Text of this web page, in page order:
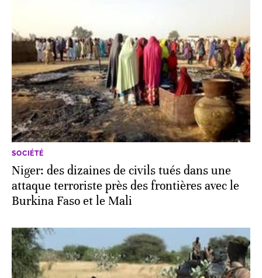
SOCIÉTÉ
Niger: des dizaines de civils tués dans une
attaque terroriste près des frontières avec le
Burkina Faso et le Mali